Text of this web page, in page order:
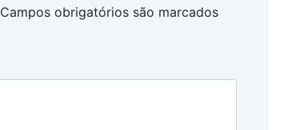
Campos obrigatórios são marcados